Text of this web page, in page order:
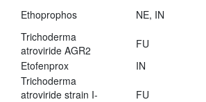
Ethoprophos
NE, IN
Trichoderma
atroviride AGR2
FU
Etofenprox
IN
Trichoderma
atroviride strain I-
FU